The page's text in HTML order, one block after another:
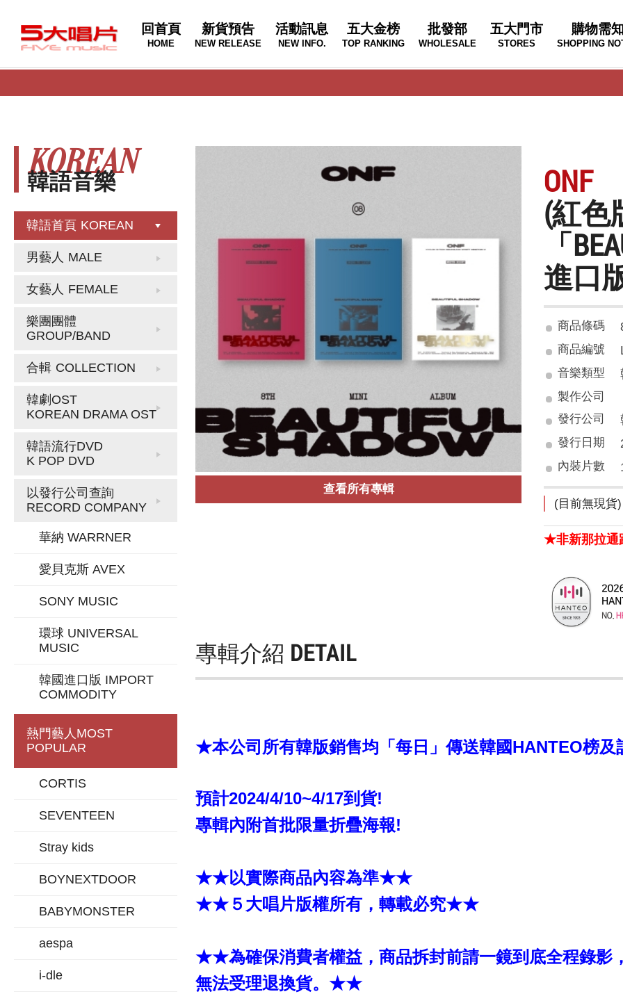
回首頁
HOME
新貨預告
NEW RELEASE
活動訊息
NEW INFO.
五大金榜
TOP RANKING
批發部
WHOLESALE
五大門市
STORES
購物需知
SHOPPING
韓語音樂
KOREAN
韓語首頁 KOREAN
男藝人 MALE
女藝人 FEMALE
樂團團體
GROUP/BAND
合輯 COLLECTION
韓劇OST
KOREAN DRAMA OST
韓語流行DVD
K POP DVD
以發行公司查詢
RECORD COMPANY
華納 WARRNER
愛貝克斯 AVEX
SONY MUSIC
環球 UNIVERSAL
MUSIC
韓國進口版 IMPORT
COMMODITY
熱門藝人 MOST
POPULAR
CORTIS
SEVENTEEN
Stray kids
BOYNEXTDOOR
BABYMONSTER
aespa
i-dle
查看所有專輯
ONF
(紅色
「
進口
商品條碼
商品編號
音樂類型
製作公司
發行公司
發行日期
內裝片數
(目前無現貨)
★非新那拉
專輯介紹 DETAIL
★本公司所有韓版銷售均「每日」傳送韓國HANTEO榜
預計2024/4/10~4/17到貨!
專輯內附首批限量折疊海報!
★★以實際商品內容為準★★
★★５大唱片版權所有，轉載必究★★
★★為確保消費者權益，商品拆封前請一鏡到底全程錄影
無法受理退換貨。★★